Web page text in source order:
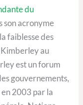
du
son acronyme
faiblesse des
au
est un forum
gouvernements,
2003 par la